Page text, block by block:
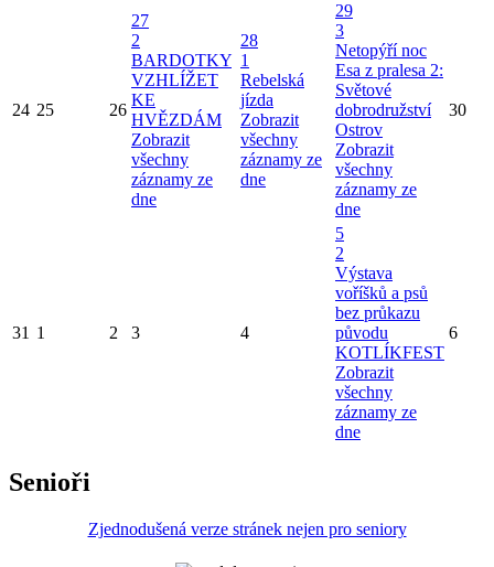
24 25 26
27
2
BARDOTKY
VZHLÍŽET
KE
HVĚZDÁM
Zobrazit
všechny
záznamy ze
dne
28
1
Rebelská
jízda
Zobrazit
všechny
záznamy ze
dne
29
3
Netopýří noc
Esa z pralesa 2:
Světové
dobrodružství
Ostrov
Zobrazit
všechny
záznamy ze
dne
30
31 1 2 3 4
5
2
Výstava
voříšků a psů
bez průkazu
původu
KOTLÍKFEST
Zobrazit
všechny
záznamy ze
dne
6
Senioři
Zjednodušená verze stránek nejen pro seniory